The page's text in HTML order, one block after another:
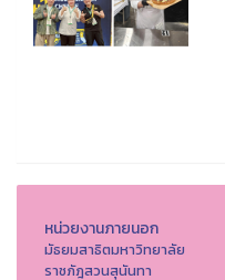
หน่วยงานภายนอก
มัธยมสาธิตมหาวิทยาลัย
ราชภัฎสวนสุนันทา